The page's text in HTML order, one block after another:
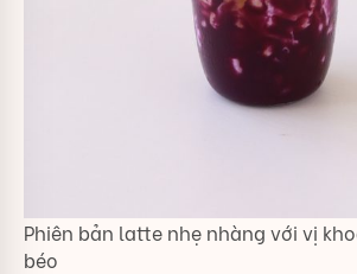
Phiên bản latte nhẹ nhàng với vị
béo